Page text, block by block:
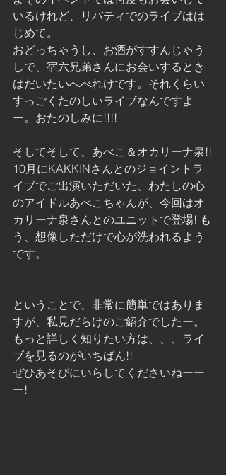
いるけれど、リバティでのライブはは
じめて。
おどっちゃうし、お酒がすすんじゃう
しで、宿六兄弟さんにお会いするとき
はだいたいへべれけです。それくらい
すっごくたのしいライブなんですよ
ー。おたのしみに!!!!
そしてそして、あべこ＆オカリーナ泉!!
10月にKAKKINさんとのジョイントラ
イブでご出演いただいた、わたしの心
のアイドルあべこちゃんが、今回はオ
カリーナ泉さんとのユニットで登場! も
う、想像しただけで心が洗われるよう
です。
ということで、非常に簡単ではありま
すが、私見だらけのご紹介でしたー。
もっと詳しく知りたい方は、、、ライ
ブを見るのがいちばん!!
ぜひあそびにいらしてくださいねーー
ー!